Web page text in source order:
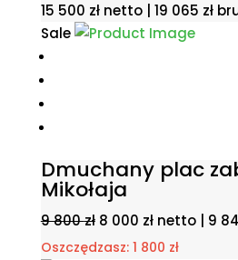
15 500 zł netto | 19 065 zł
Sale
Dmuchany plac
Mikołaja
9 800zł Pierwotna
cena
8 000 złAktualna
cena
netto | 9
Oszczędzasz: 1 800 zł